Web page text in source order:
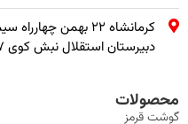
کرمانشاه ۲۲ بهمن
دبیرستان استقلال نبش کوی ۱۲۷ خانه پروتئین آمویی
محصولات
گوشت قرمز